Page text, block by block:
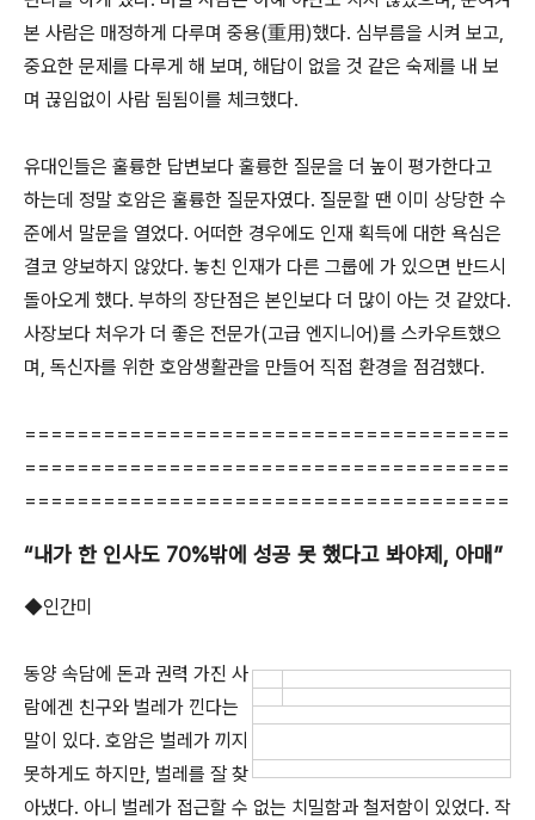
본 사람은 매정하게 다루며 중용(重用)했다. 심부름을 시켜 보고,
중요한 문제를 다루게 해 보며, 해답이 없을 것 같은 숙제를 내 보
며 끊임없이 사람 됨됨이를 체크했다.
유대인들은 훌륭한 답변보다 훌륭한 질문을 더 높이 평가한다고
하는데 정말 호암은 훌륭한 질문자였다. 질문할 땐 이미 상당한 수
준에서 말문을 열었다. 어떠한 경우에도 인재 획득에 대한 욕심은
결코 양보하지 않았다. 놓친 인재가 다른 그룹에 가 있으면 반드시
돌아오게 했다. 부하의 장단점은 본인보다 더 많이 아는 것 같았다.
사장보다 처우가 더 좋은 전문가(고급 엔지니어)를 스카우트했으
며, 독신자를 위한 호암생활관을 만들어 직접 환경을 점검했다.
=====================================
=====================================
=====================================
“내가 한 인사도 70%밖에 성공 못 했다고 봐야제, 아매”
◆인간미
동양 속담에 돈과 권력 가진 사
람에겐 친구와 벌레가 낀다는
말이 있다. 호암은 벌레가 끼지
못하게도 하지만, 벌레를 잘 찾
아냈다. 아니 벌레가 접근할 수 없는 치밀함과 철저함이 있었다. 작